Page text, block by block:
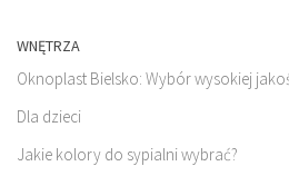
WNĘTRZA
Oknoplast Bielsko: Wybór wysokiej
Dla dzieci
Jakie kolory do sypialni wybrać?